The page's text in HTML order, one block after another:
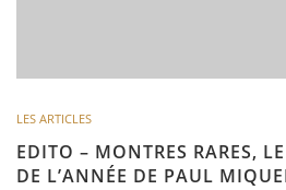
LES ARTICLES
EDITO – MONTRES RARES,
DE L’ANNÉE DE PAUL